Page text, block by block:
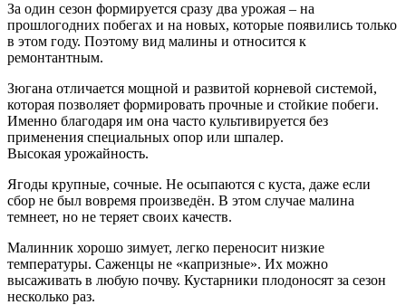
За один сезон формируется сразу два урожая – на
прошлогодних побегах и на новых, которые появились только
в этом году. Поэтому вид малины и относится к
ремонтантным.
Зюгана отличается мощной и развитой корневой системой,
которая позволяет формировать прочные и стойкие побеги.
Именно благодаря им она часто культивируется без
применения специальных опор или шпалер.
Высокая урожайность.
Ягоды крупные, сочные. Не осыпаются с куста, даже если
сбор не был вовремя произведён. В этом случае малина
темнеет, но не теряет своих качеств.
Малинник хорошо зимует, легко переносит низкие
температуры. Саженцы не «капризные». Их можно
высаживать в любую почву. Кустарники плодоносят за сезон
несколько раз.